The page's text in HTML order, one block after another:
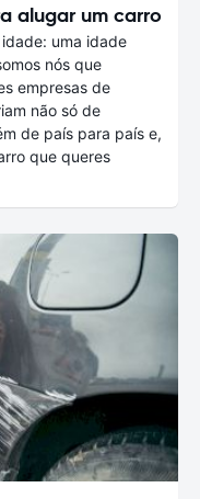
alugar um carro
uma idade
nós que
empresas de
não só de
de país para país e,
que queres